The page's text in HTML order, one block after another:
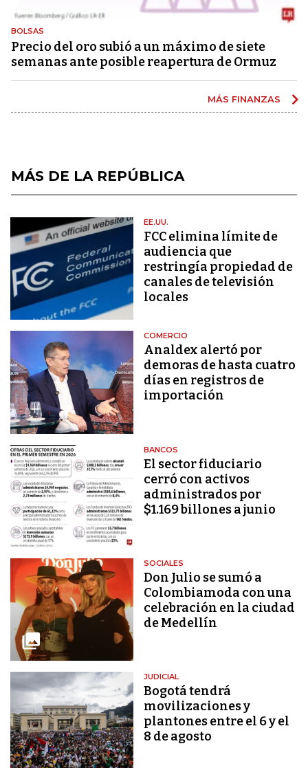
BOLSAS
Precio del oro subió a un máximo de siete
semanas ante posible reapertura de Ormuz
MÁS FINANZAS
MÁS DE LA REPÚBLICA
EE.UU.
FCC elimina límite de
audiencia que
restringía propiedad de
canales de televisión
locales
COMERCIO
Analdex alertó por
demoras de hasta cuatro
días en registros de
importación
BANCOS
El sector fiduciario
cerró con activos
administrados por
$1.169 billones a junio
SOCIALES
Don Julio se sumó a
Colombiamoda con una
celebración en la ciudad
de Medellín
JUDICIAL
Bogotá tendrá
movilizaciones y
plantones entre el 6 y el
8 de agosto